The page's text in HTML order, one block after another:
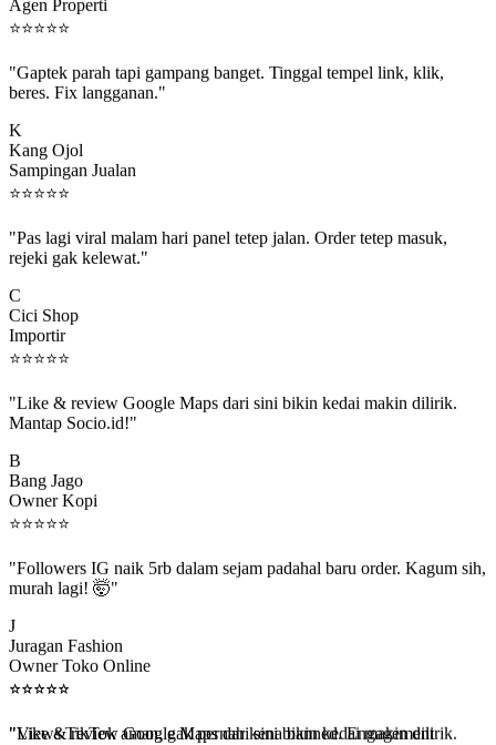
⭐⭐⭐⭐⭐
beres. Fix langganan."
Kang Ojol
Sampingan Jualan
⭐⭐⭐⭐⭐
rejeki gak kelewat."
Cici Shop
Importir
⭐⭐⭐⭐⭐
Mantap Socio.id!"
Bang Jago
Owner Kopi
⭐⭐⭐⭐ ⭐
murah lagi! 🤯"
Juragan Fashion
Owner Toko Online
⭐⭐⭐⭐ ⭐
beneran naik, algoritma suka."